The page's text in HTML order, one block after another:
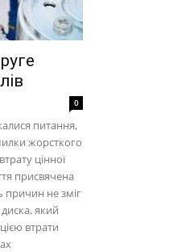
0
питання,
жорсткого
цінної
присвячена
причин не зміг
який
втрати